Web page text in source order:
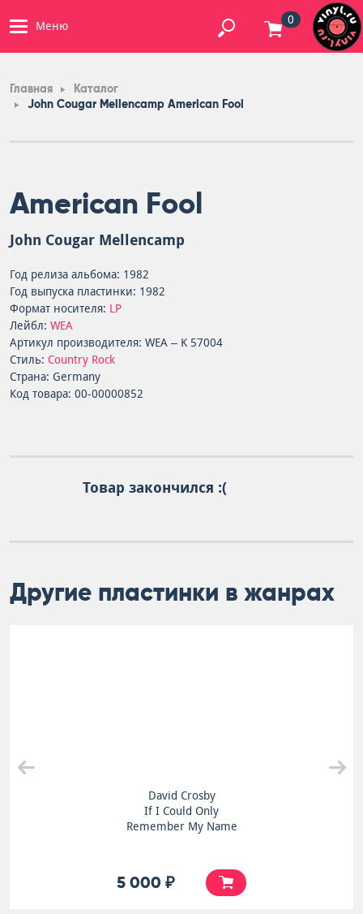
Меню 0
Главная
Каталог
John Cougar Mellencamp American Fool
American Fool
John Cougar Mellencamp
Год релиза альбома: 1982
Год выпуска пластинки: 1982
Формат носителя: LP
Лейбл: WEA
Артикул производителя: WEA – K 57004
Стиль: Country Rock
Страна: Germany
Код товара: 00-00000852
Товар закончился :(
Другие пластинки в жанрах
David Crosby
If I Could Only
Remember My Name
5 000 ₽